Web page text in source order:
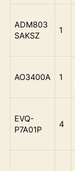
ADM803
SAKSZ
1
AO3400A 1
EVQ-
P7A01P
4